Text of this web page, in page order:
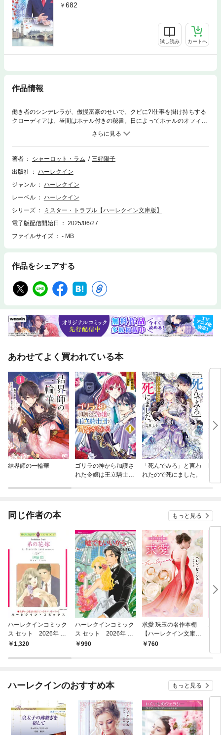
682
試し読み カートへ
作品情報
働き者のシンデレラが、傲慢富豪のせいで、クビに?!仕事を掛け持ちする
クローディアは、昼間はホテル付きの秘書。日によってホテルのオフィス
で働くこともあれば、宿泊客の要請で臨時の秘書を務める場合もある。今
日は、最上階のスイートルームに滞在する客の臨時秘書だ。ボスとなる客
は世界的な億万長者エリス・ルフェーブル。“彼はトラブルそのもの。気を
つけて”と忠告されていたが、クローディアは早くもトラブルに巻きこまれ
きみもここに泊まるように」＊本書は、ハーレクイン・プレゼンツ作家シ
リーズ別冊から既に配信されている作品のハーレクイン文庫版となりま
著者 シャーロット・ラム
三好陽子
出版社
ハーレクイン
ジャンル
ハーレクイン
レーベル
ハーレクイン
シリーズ
ミスター・トラブル【ハーレクイン文庫版】
電子版配信開始日
2025/06/27
ファイルサイズ
- MB
作品をシェアする
あわせてよく買われている本
結界師の一輪華
ゴリラの神から加護さ
れた令嬢は王立騎士団
「死んでみろ」と言わ
れたので死にました。
は
女
同じ作者の本 もっと見る
ハーレクインコミック
ス セット 2026年 vo
l.864
1,320
ハーレクインコミック
ス セット 2026年 vo
l.802
990
求愛 珠玉の名作本棚
【ハーレクイン文庫
版】760
ハ
ハーレクインのおすすめ本 もっと見る